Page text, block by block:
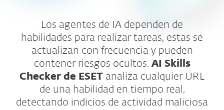
Los agentes de IA dependen de
habilidades para realizar tareas, estas se
actualizan con frecuencia y pueden
contener riesgos ocultos. AI Skills
Checker de ESET analiza cualquier URL
de una habilidad en tiempo real,
detectando indicios de actividad maliciosa